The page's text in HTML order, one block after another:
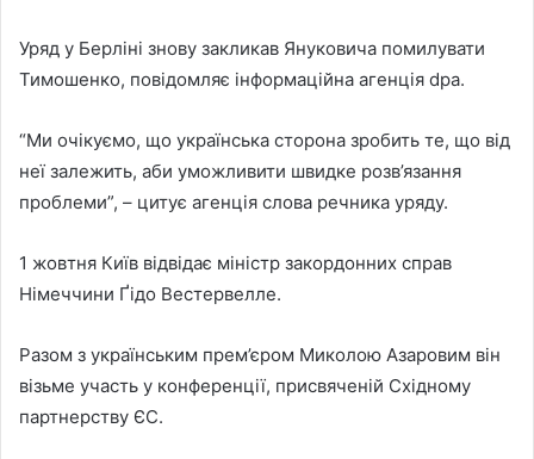
Уряд у Берліні знову закликав Януковича помилувати
Тимошенко, повідомляє інформаційна агенція dpa.
“Ми очікуємо, що українська сторона зробить те, що від
неї залежить, аби уможливити швидке розв’язання
проблеми”, – цитує агенція слова речника уряду.
1 жовтня Київ відвідає міністр закордонних справ
Німеччини Ґідо Вестервелле.
Разом з українським прем’єром Миколою Азаровим він
візьме участь у конференції, присвяченій Східному
партнерству ЄС.